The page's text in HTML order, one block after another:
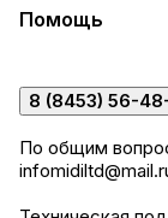
Помощь
8 (8453) 56-
По общим